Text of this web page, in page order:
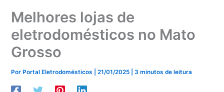
Melhores lojas de
eletrodomésticos no Mato
Grosso
PorPortal Eletrodomésticos |21/01/2025 |3 minutos de leitura